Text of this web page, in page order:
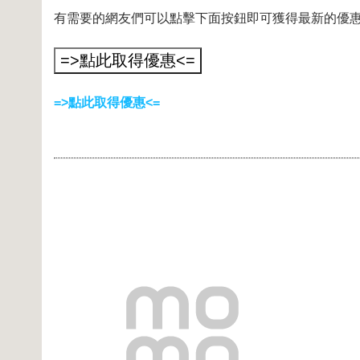
有需要的網友們可以點擊下面按鈕即可獲得最新的優
=>點此取得優惠<=